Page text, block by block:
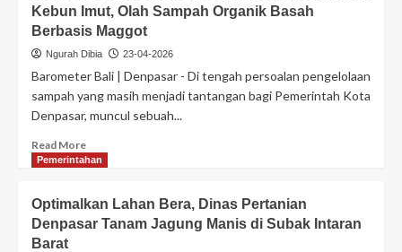
Kebun Imut, Olah Sampah Organik Basah
Berbasis Maggot
Ngurah Dibia 23-04-2026
Barometer Bali | Denpasar - Di tengah persoalan pengelolaan
sampah yang masih menjadi tantangan bagi Pemerintah Kota
Denpasar, muncul sebuah...
Read More
Pemerintahan
Optimalkan Lahan Bera, Dinas Pertanian
Denpasar Tanam Jagung Manis di Subak Intaran
Barat